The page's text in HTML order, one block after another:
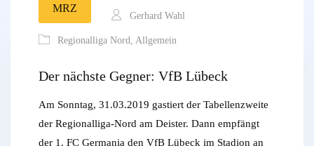
MRZ
Gerhard Wahl
Regionalliga Nord, Allgemein
Der nächste Gegner: VfB Lübeck
Am Sonntag, 31.03.2019 gastiert der Tabellenzweite
der Regionalliga-Nord am Deister. Dann empfängt
der 1. FC Germania den VfB Lübeck im Stadion an